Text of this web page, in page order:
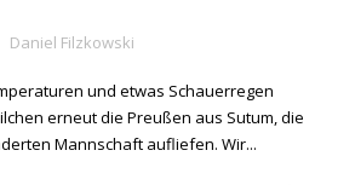
Daniel Filzkowski
und etwas Schauerregen
erneut die Preußen aus Sutum, die
Mannschaft aufliefen. Wir...